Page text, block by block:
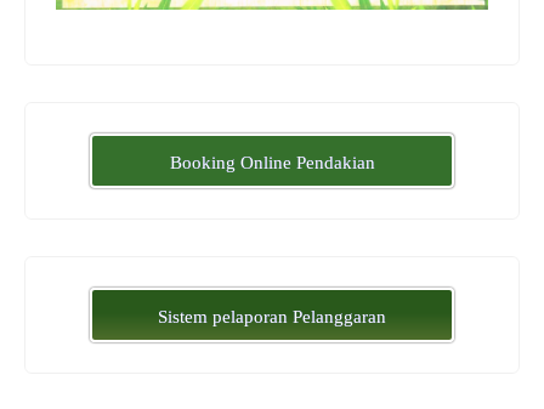
Booking Online Pendakian
Sistem pelaporan Pelanggaran